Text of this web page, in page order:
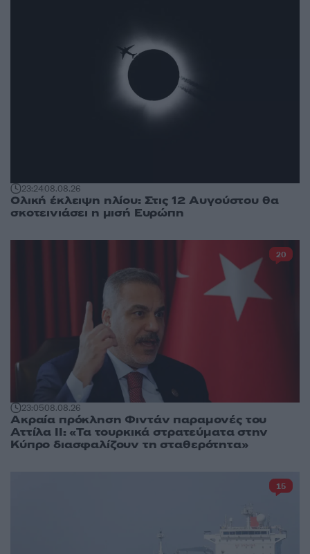
23:2408.08.26
Ολική έκλειψη ηλίου: Στις 12 Αυγούστου θα
σκοτεινιάσει η μισή Ευρώπη
23:0508.08.26
Ακραία πρόκληση Φιντάν παραμονές του
Αττίλα ΙΙ: «Τα τουρκικά στρατεύματα στην
Κύπρο διασφαλίζουν τη σταθερότητα»
20
15